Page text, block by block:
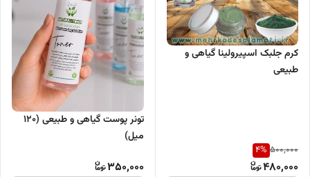
کرم جلبک اسپیرولینا گیاهی و
طبیعی
500,000
4%
480,000
تونر پوست گیاهی و طبیعی (۱۲۰
میل)
350,000